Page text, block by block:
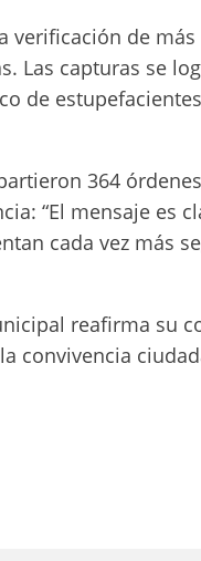
verificación de
Las capturas se
de
364
“El mensaje es
cada vez más
reafirma su
convivencia